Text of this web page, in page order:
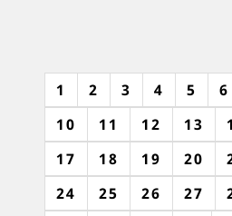
1 2 3 4 5 6
10
11 12 13
17
18 19 20
24
25 26 27